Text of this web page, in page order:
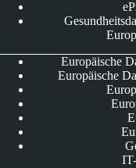
Europäische
Europäische